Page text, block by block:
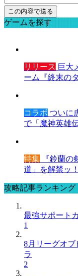
ゲームを探す
リリース 巨大
ーム『終末の
コラボ ついに
で「魔神英雄
特集 『鈴蘭の
道」を解禁ッ
攻略記事ランキング
最強サポート
1
8月リーグオ
ラ
2